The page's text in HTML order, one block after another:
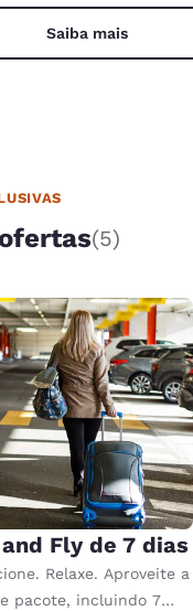
Saiba mais
(5)
Fly de 7 dias
Relaxe. Aproveite a
pacote, incluindo 7